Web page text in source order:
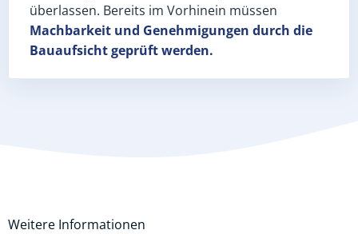
überlassen. Bereits im Vorhinein müssen
Machbarkeit und Genehmigungen durch die
Bauaufsicht geprüft werden.
Weitere Informationen